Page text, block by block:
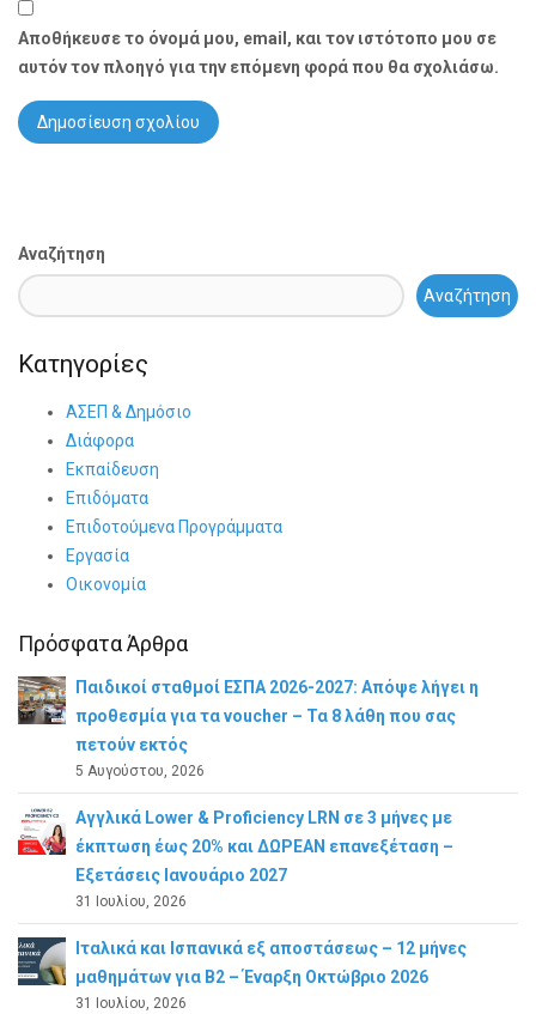
Αποθήκευσε το όνομά μου, email, και τον ιστότοπο μου σε
αυτόν τον πλοηγό για την επόμενη φορά που θα σχολιάσω.
Αναζήτηση
Αναζήτηση
Κατηγορίες
ΑΣΕΠ & Δημόσιο
Διάφορα
Εκπαίδευση
Επιδόματα
Επιδοτούμενα Προγράμματα
Εργασία
Οικονομία
Πρόσφατα Άρθρα
Παιδικοί σταθμοί ΕΣΠΑ 2026-2027: Απόψε λήγει η
προθεσμία για τα voucher – Τα 8 λάθη που σας
πετούν εκτός
5 Αυγούστου, 2026
Αγγλικά Lower & Proficiency LRN σε 3 μήνες με
έκπτωση έως 20% και ΔΩΡΕΑΝ επανεξέταση –
Εξετάσεις Ιανουάριο 2027
31 Ιουλίου, 2026
Ιταλικά και Ισπανικά εξ αποστάσεως – 12 μήνες
μαθημάτων για B2 – Έναρξη Οκτώβριο 2026
31 Ιουλίου, 2026